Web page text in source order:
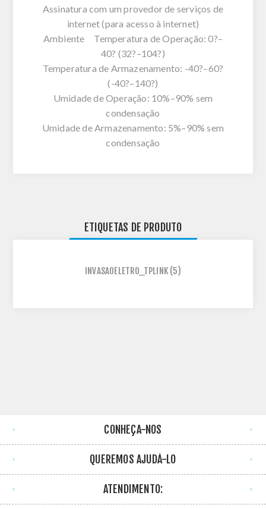
Assinatura com um provedor de serviços de
internet (para acesso à internet)
Ambiente Temperatura de Operação: 0?–
40? (32?–104?)
Temperatura de Armazenamento: -40?–60?
(-40?–140?)
Umidade de Operação: 10%–90% sem
condensação
Umidade de Armazenamento: 5%–90% sem
condensação
ETIQUETAS DE PRODUTO
INVASAOELETRO_TPLINK (5)
CONHEÇA-NOS
QUEREMOS AJUDÁ-LO
ATENDIMENTO: